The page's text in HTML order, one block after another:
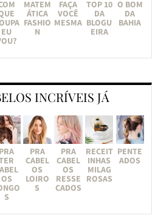
EU
MATEM
ÁTICA
FASHIO
N
FAÇA
VOCÊ
MESMA
TOP 10
DA
BLOGU
EIRA
O BOM
DA
BAHIA
INCRÍVEIS JÁ
PRA
OS
S
PRA
CABEL
OS
LOIRO
S
PRA
CABEL
OS
RESSE
CADOS
RECEIT
INHAS
MILAG
ROSAS
PENTE
ADOS